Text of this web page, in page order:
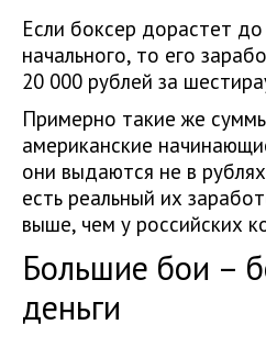
Если боксер дорастет
начального, то его
20 000 рублей за
Примерно такие же
американские
они выдаются не в
есть реальный их
выше, чем у российских
Большие бои –
деньги